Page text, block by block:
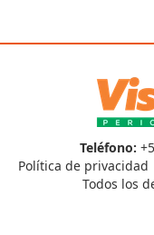
Teléfono:
Política de privacidad
Todos los